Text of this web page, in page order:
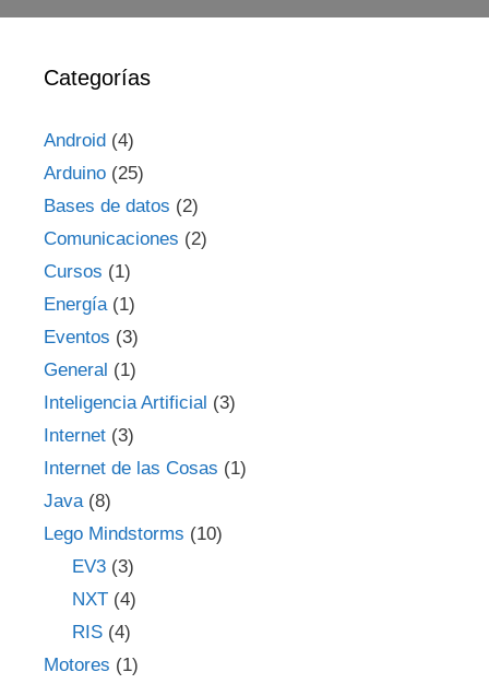
Categorías
Android (4)
Arduino (25)
Bases de datos (2)
Comunicaciones (2)
Cursos (1)
Energía (1)
Eventos (3)
General (1)
Inteligencia Artificial (3)
Internet (3)
Internet de las Cosas (1)
Java (8)
Lego Mindstorms (10)
EV3(3)
NXT(4)
RIS(4)
Motores (1)